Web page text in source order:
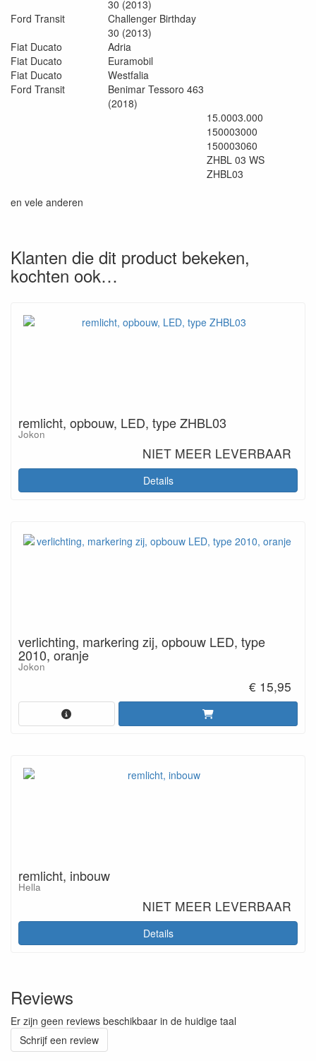
30 (2013)
Ford Transit
Challenger Birthday
30 (2013)
Fiat Ducato
Adria
Fiat Ducato
Euramobil
Fiat Ducato
Westfalia
Ford Transit
Benimar Tessoro 463
(2018)
15.0003.000
150003000
150003060
ZHBL 03 WS
ZHBL03
en vele anderen
Klanten die dit product bekeken,
kochten ook…
remlicht, opbouw, LED, type ZHBL03
Jokon
NIET MEER LEVERBAAR
Details
verlichting, markering zij, opbouw LED, type
2010, oranje
Jokon
€ 15,95
remlicht, inbouw
Hella
NIET MEER LEVERBAAR
Details
Reviews
Er zijn geen reviews beschikbaar in de huidige taal
Schrijf een review